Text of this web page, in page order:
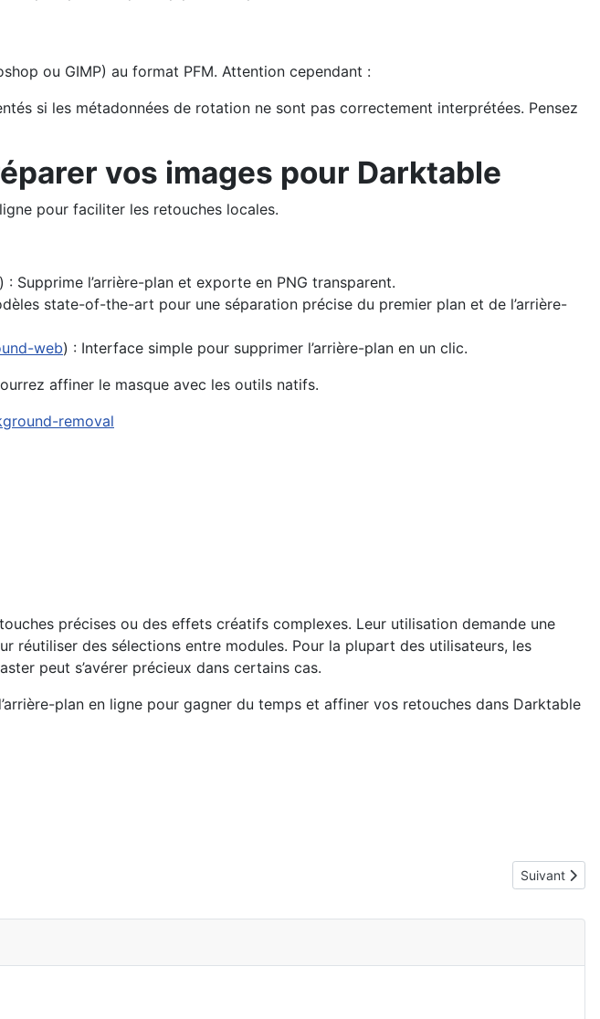
ou GIMP) au format PFM. Attention cependant :
si les métadonnées de rotation ne sont pas correctement interprétées. Pensez
vos images pour Darktable
pour faciliter les retouches locales.
) : Supprime l’arrière-plan et exporte en PNG transparent.
state-of-the-art pour une séparation précise du premier plan et de l’arrière-
web) : Interface simple pour supprimer l’arrière-plan en un clic.
affiner le masque avec les outils natifs.
removal
précises ou des effets créatifs complexes. Leur utilisation demande une
réutiliser des sélections entre modules. Pour la plupart des utilisateurs, les
peut s’avérer précieux dans certains cas.
plan en ligne pour gagner du temps et affiner vos retouches dans Darktable
Article
Suivant